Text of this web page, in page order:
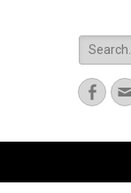
Search
for: